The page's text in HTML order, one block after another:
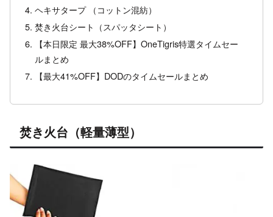
ヘキサタープ （コットン混紡）
焚き火台シート（スパッタシート）
【本日限定 最大38%OFF】OneTigris特選タイムセー
ルまとめ
【最大41%OFF】DODのタイムセールまとめ
焚き火台（軽量薄型）